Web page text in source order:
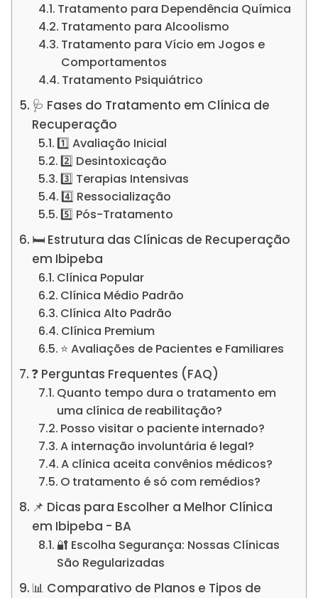
Tratamento para Dependência Química
Tratamento para Alcoolismo
Tratamento para Vício em Jogos e
Comportamentos
Tratamento Psiquiátrico
🩺 Fases do Tratamento em Clínica de
Recuperação
1️⃣ Avaliação Inicial
2️⃣ Desintoxicação
3️⃣ Terapias Intensivas
4️⃣ Ressocialização
5️⃣ Pós-Tratamento
🛏️ Estrutura das Clínicas de Recuperação
em Ibipeba
Clínica Popular
Clínica Médio Padrão
Clínica Alto Padrão
Clínica Premium
⭐ Avaliações de Pacientes e Familiares
❓ Perguntas Frequentes (FAQ)
Quanto tempo dura o tratamento em
uma clínica de reabilitação?
Posso visitar o paciente internado?
A internação involuntária é legal?
A clínica aceita convênios médicos?
O tratamento é só com remédios?
📌 Dicas para Escolher a Melhor Clínica
em Ibipeba - BA
🔐 Escolha Segurança: Nossas Clínicas
São Regularizadas
📊 Comparativo de Planos e Tipos de